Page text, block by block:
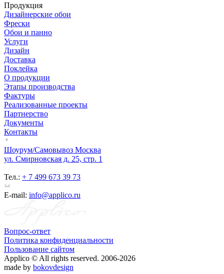
Продукция
Дизайнерские обои
Фрески
Обои и панно
Услуги
Дизайн
Доставка
Поклейка
О продукции
Этапы производства
Фактуры
Реализованные проекты
Партнерство
Документы
Контакты
Шоурум/Самовывоз Москва
ул. Смирновская д. 25, стр. 1
Тел.: + 7 499 673 39 73
E-mail: info@applico.ru
Вопрос-ответ
Политика конфиденциальности
Пользование сайтом
Applico © All rights reserved. 2006-2026
made by bokovdesign